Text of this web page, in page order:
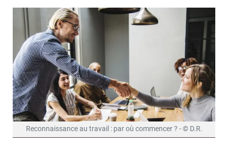
Reconnaissance au travail : par où commencer ? - © D.R.